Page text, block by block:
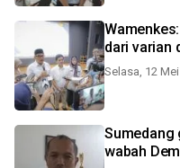
dari varian
Selasa, 12
Sumedang
wabah